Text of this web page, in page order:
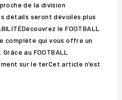
de la division
détails seront dévoilés plus
le FOOTBALL
complète qui vous offre un
au FOOTBALL
sur le terCet article n'est